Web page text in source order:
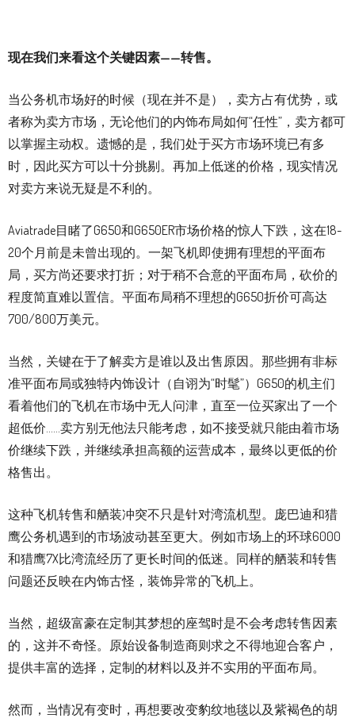
现在我们来看这个关键因素——转售。
当公务机市场好的时候（现在并不是），卖方占有优势，或
者称为卖方市场，无论他们的内饰布局如何“任性”，卖方都可
以掌握主动权。遗憾的是，我们处于买方市场环境已有多
时，因此买方可以十分挑剔。再加上低迷的价格，现实情况
对卖方来说无疑是不利的。
Aviatrade目睹了G650和G650ER市场价格的惊人下跌，这在18-
20个月前是未曾出现的。一架飞机即使拥有理想的平面布
局，买方尚还要求打折；对于稍不合意的平面布局，砍价的
程度简直难以置信。平面布局稍不理想的G650折价可高达
700/800万美元。
当然，关键在于了解卖方是谁以及出售原因。那些拥有非标
准平面布局或独特内饰设计（自诩为“时髦”）G650的机主们
看着他们的飞机在市场中无人问津，直至一位买家出了一个
超低价……卖方别无他法只能考虑，如不接受就只能由着市场
价继续下跌，并继续承担高额的运营成本，最终以更低的价
格售出。
这种飞机转售和舾装冲突不只是针对湾流机型。庞巴迪和猎
鹰公务机遇到的市场波动甚至更大。例如市场上的环球6000
和猎鹰7X比湾流经历了更长时间的低迷。同样的舾装和转售
问题还反映在内饰古怪，装饰异常的飞机上。
当然，超级富豪在定制其梦想的座驾时是不会考虑转售因素
的，这并不奇怪。原始设备制造商则求之不得地迎合客户，
提供丰富的选择，定制的材料以及并不实用的平面布局。
然而，当情况有变时，再想要改变豹纹地毯以及紫褐色的胡